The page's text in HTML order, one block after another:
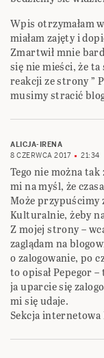
Wpis otrzymałam
miałam zajęty i
Zmartwił mnie
się nie mieści, że
reakcji ze strony ”
musimy stracić
ALICJA-IRENA
8 CZERWCA 2017
21:34
Tego nie można
mi na myśl, że
Może przypuścimy
Kulturalnie, żeby
Z mojej strony –
zaglądam na
o zalogowanie, po
to opisał Pepegor
ja uparcie się
mi się udaje.
Sekcja